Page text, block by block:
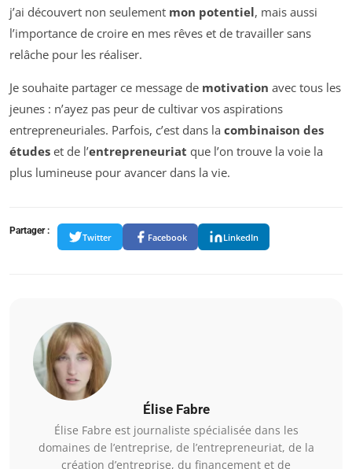
j’ai découvert non seulement mon potentiel, mais aussi
l’importance de croire en mes rêves et de travailler sans
relâche pour les réaliser.
Je souhaite partager ce message de motivation avec tous les
jeunes : n’ayez pas peur de cultivar vos aspirations
entrepreneuriales. Parfois, c’est dans la combinaison des
études et de l’entrepreneuriat que l’on trouve la voie la
plus lumineuse pour avancer dans la vie.
Partager :
Twitter Facebook LinkedIn
Élise Fabre
Élise Fabre est journaliste spécialisée dans les
domaines de l’entreprise, de l’entrepreneuriat, de la
création d’entreprise, du financement et de